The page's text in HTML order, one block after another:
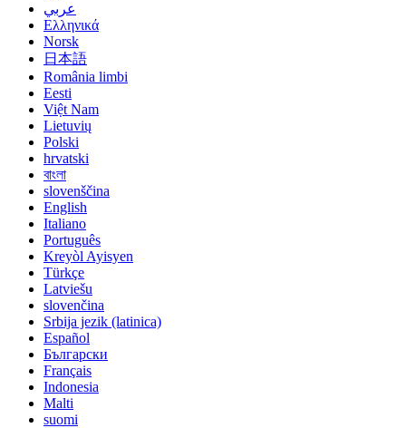
عربي
Ελληνικά
Norsk
日本語
România limbi
Eesti
Việt Nam
Lietuvių
Polski
hrvatski
বাংলা
slovenščina
English
Italiano
Português
Kreyòl Ayisyen
Türkçe
Latviešu
slovenčina
Srbija jezik (latinica)
Español
Български
Français
Indonesia
Malti
suomi